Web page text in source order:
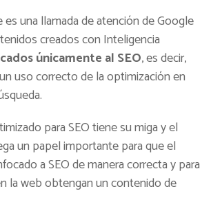
es una llamada de atención de Google
creados con Inteligencia
únicamente al SEO, es decir,
uso correcto de la optimización en
para SEO tiene su miga y el
un papel importante para que el
a SEO de manera correcta y para
la web obtengan un contenido de